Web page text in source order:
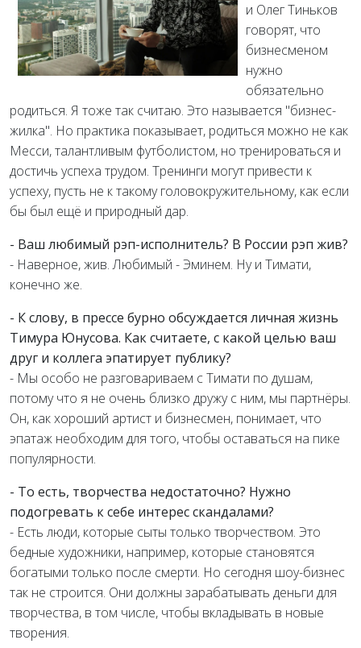
и Олег Тиньков
говорят, что
бизнесменом
нужно
обязательно
родиться. Я тоже так считаю. Это называется "бизнес-
жилка". Но практика показывает, родиться можно не как
Месси, талантливым футболистом, но тренироваться и
достичь успеха трудом. Тренинги могут привести к
успеху, пусть не к такому головокружительному, как если
бы был ещё и природный дар.
- Ваш любимый рэп-исполнитель? В России рэп жив?
- Наверное, жив. Любимый - Эминем. Ну и Тимати,
конечно же.
- К слову, в прессе бурно обсуждается личная жизнь
Тимура Юнусова. Как считаете, с какой целью ваш
друг и коллега эпатирует публику?
- Мы особо не разговариваем с Тимати по душам,
потому что я не очень близко дружу с ним, мы партнёры.
Он, как хороший артист и бизнесмен, понимает, что
эпатаж необходим для того, чтобы оставаться на пике
популярности.
- То есть, творчества недостаточно? Нужно
подогревать к себе интерес скандалами?
- Есть люди, которые сыты только творчеством. Это
бедные художники, например, которые становятся
богатыми только после смерти. Но сегодня шоу-бизнес
так не строится. Они должны зарабатывать деньги для
творчества, в том числе, чтобы вкладывать в новые
творения.